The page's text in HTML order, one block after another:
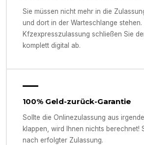
Sie müssen nicht mehr in die
und dort in der Warteschlange stehen.
Kfzexpresszulassung schließen Sie
komplett digital ab.
100% Geld-zurück-Garantie
Sollte die Onlinezulassung aus
klappen, wird Ihnen nichts berechnet!
nach erfolgter Zulassung.